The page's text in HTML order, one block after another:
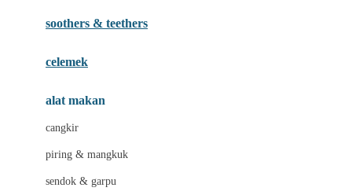
I
Inlacta DHA
Ivenet
soothers & teethers
celemek
alat makan
cangkir
piring & mangkuk
sendok & garpu